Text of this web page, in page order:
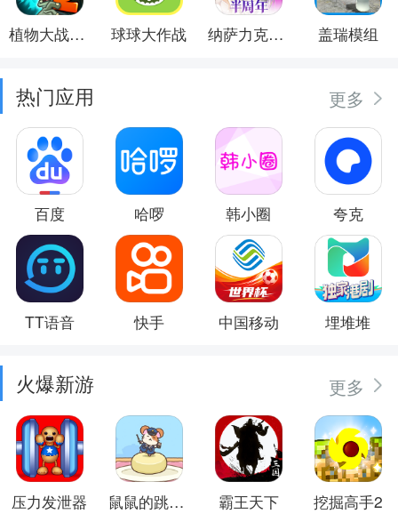
植物大战僵尸2 球球大作战 纳萨力克之王 盖瑞模组
热门应用 更多
百度 哈啰 韩小圈 夸克
TT语音 快手 中国移动 埋堆堆
火爆新游 更多
压力发泄器 鼠鼠的跳跃冒险 霸王天下 挖掘高手2